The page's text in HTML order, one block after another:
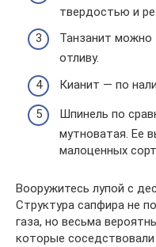
твердостью и
Танзанит можно
отливу.
Кианит — по
Шпинель по
мутноватая. Ее
малоценных
Вооружитесь лупой с
Структура сапфира не
газа, но весьма
которые